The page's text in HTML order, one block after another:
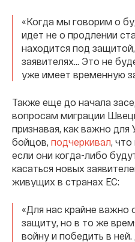
«Когда мы говорим о
идет не о продлении
находится под
заявителях… Это не
уже имеет временную
Также еще до начала
вопросам миграции
признавая, как важно
бойцов, подчеркивал,
если они когда-либо
касаться новых
живущих в странах ЕС:
«Для нас крайне важно
защиту, но в то же
войну и победить в